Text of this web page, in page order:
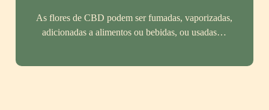
As flores de CBD podem ser fumadas, vaporizadas,
adicionadas a alimentos ou bebidas, ou usadas…